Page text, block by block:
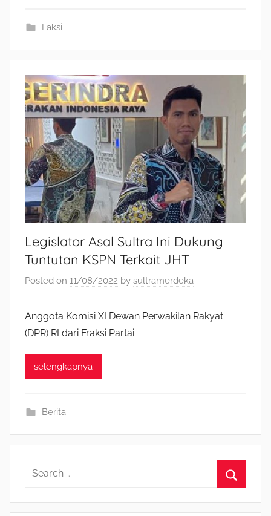
Faksi
Legislator Asal Sultra Ini Dukung
Tuntutan KSPN Terkait JHT
Posted on 11/08/2022 by sultramerdeka
Anggota Komisi XI Dewan Perwakilan Rakyat
(DPR) RI dari Fraksi Partai
selengkapnya
Berita
a
e